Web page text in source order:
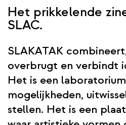
Het prikkelende
SLAC.
SLAKATAK
overbrugt en verbindt
Het is een
mogelijkheden,
stellen. Het is een